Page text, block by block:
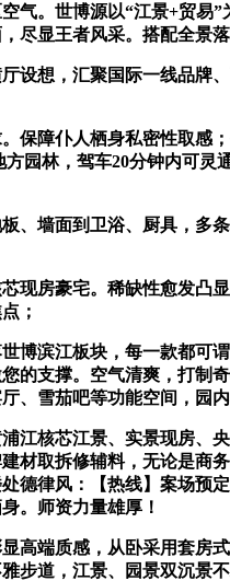
气。世博源以“江景+贸易
尽显王者风采。搭配全景落
想，汇聚国际一线品牌、
障仆人栖身私密性取感；
园林，驾车20分钟内可
墙面到卫浴、厨具，多条
房豪宅。稀缺性愈发凸显
；
滨江板块，每一款都可谓
的支撑。空气清爽，打制
、雪茄吧等功能空间，园
核芯江景、实景现房、央
材取拆修辅料，无论是商
德律风：【热线】案场预
。师资力量雄厚！
端质感，从卧采用套房式
步道，江景、园景双沉景